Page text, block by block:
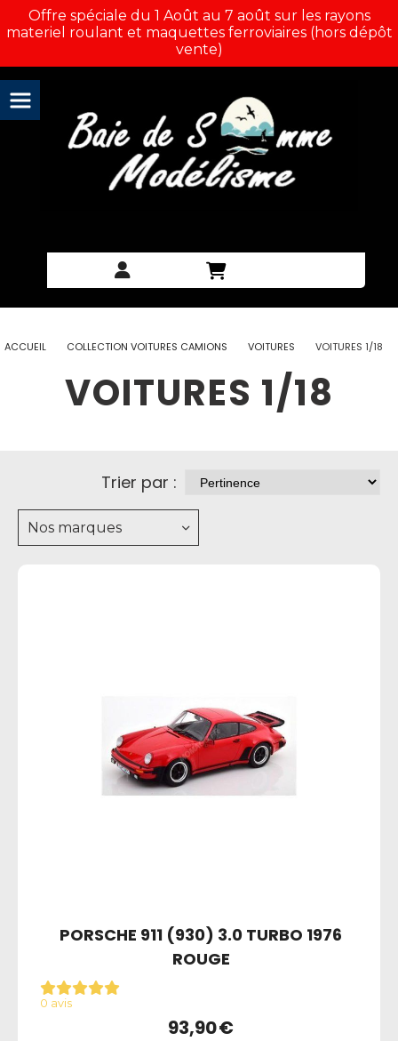
Offre spéciale du 1 Août au 7 août sur les rayons
materiel roulant et maquettes ferroviaires (hors dépôt
vente)
ACCUEIL COLLECTION VOITURES CAMIONS VOITURES VOITURES 1/18
VOITURES 1/18
Trier par :
Nos marques
PORSCHE 911 (930) 3.0 TURBO 1976
ROUGE
0 avis
93,90€
Panneau de gestion des cookies